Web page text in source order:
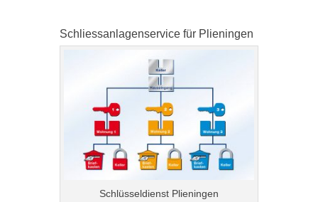
Schliessanlagenservice für Plieningen
Schlüsseldienst Plieningen